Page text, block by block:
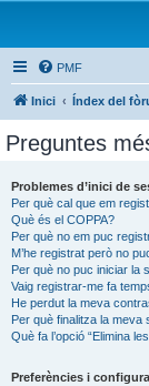
PMF
Inici Índex del
Preguntes
Problemes d’inici de
Per què cal que em
Què és el COPPA?
Per què no em puc
M’he registrat però no
Per què no puc iniciar la
Vaig registrar-me fa
He perdut la meva
Per què finalitza la meva
Què fa l’opció “Elimina
Preferències i